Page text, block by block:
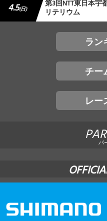
4.5(日) 第3回NTT東日本宇
リテリウム
ラン
チー
レー
パ